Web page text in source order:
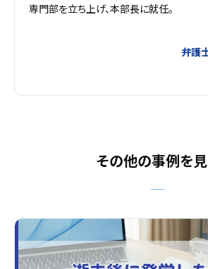
専門部を立ち上げ、本部長に就任。
弁護
その他の事例を